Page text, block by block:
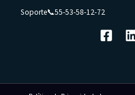
Soporte📞55-53-58-12-72